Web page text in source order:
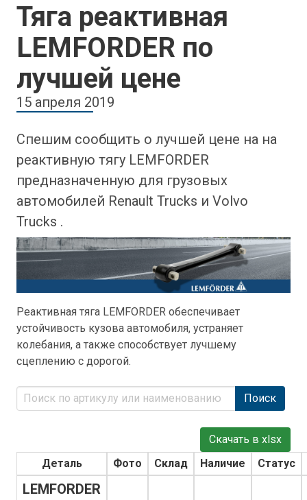
Тяга реактивная
LEMFORDER по
лучшей цене
15 апреля 2019
Спешим сообщить о лучшей цене на на
реактивную тягу LEMFORDER
предназначенную для грузовых
автомобилей Renault Trucks и Volvo
Trucks .
Реактивная тяга LEMFORDER обеспечивает
устойчивость кузова автомобиля, устраняет
колебания, а также способствует лучшему
сцеплению с дорогой.
Поиск
Скачать в xlsx
Деталь
Фото Склад Наличие Статус
LEMFORDER